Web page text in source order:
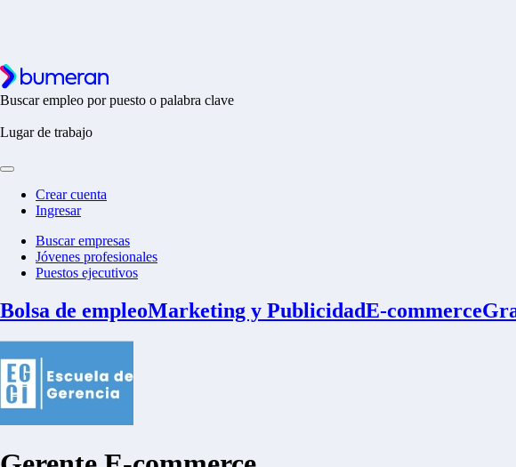
Buscar empleo por puesto o palabra clave
Lugar de trabajo
Crear cuenta
Ingresar
Buscar empresas
Jóvenes profesionales
Puestos ejecutivos
Bolsa de empleoMarketing y PublicidadE-commerce